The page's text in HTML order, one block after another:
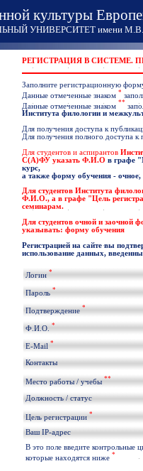
культуры
УНИВЕРСИТЕТ имени М.В.
РЕГИСТРАЦИЯ В СИСТЕМЕ.
Заполните регистрационную
Данные отмеченные знаком *
Данные отмеченные знаком **
Института филологии и
Для получения доступа к
Для получения полного доступа к
Для студентов и аспирантов
С(А)ФУ указать Ф.И.О в графе
курс,
а также форму обучения - очное,
Для студентов Института
Ф.И.О., а в графе "Цель
семинарам.
Для студентов очной и
указывать: форму обучения
Регистрацией на сайте вы
использование данных,
Логин *
Пароль *
Подтверждение *
Ф.И.О. *
E-Mail *
Контакты
Место работы / учебы **
Должность / статус
Цель регистрации *
Ваш IP-адрес
В это поле введите контрольные
которые находятся ниже *